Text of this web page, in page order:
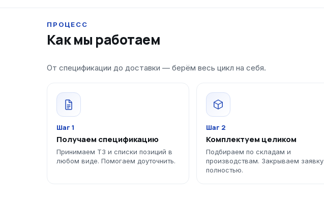
ПРОЦЕСС
Как мы работаем
От спецификации до доставки — берём весь цикл на себя.
Шаг 1
Получаем спецификацию
Принимаем ТЗ и списки позиций в
любом виде. Помогаем доуточнить.
Шаг 2
Комплектуем целиком
Подбираем по складам и
производствам. Закрываем заявку
полностью.